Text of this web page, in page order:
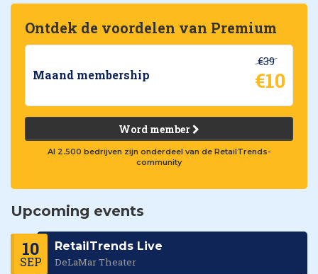
Ontdek de voordelen van Premium
Maand membership
€39
€10
Word member
Al 2.500 bedrijven zijn onderdeel van de RetailTrends-
community
Upcoming events
10
SEP
RetailTrends Live
DeLaMar Theater